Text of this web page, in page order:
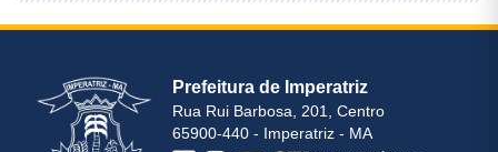
Prefeitura de Imperatriz
Rua Rui Barbosa, 201, Centro
65900-440 - Imperatriz - MA